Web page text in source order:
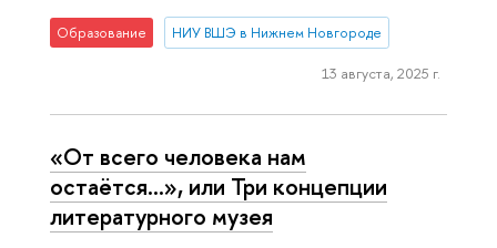
Образование НИУ ВШЭ в Нижнем Новгороде
13 августа, 2025 г.
«От всего человека нам
остаётся...», или Три концепции
литературного музея